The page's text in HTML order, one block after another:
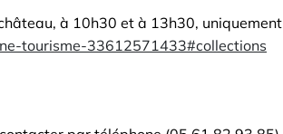
à 10h30 et à 13h30, uniquement
tourisme-33612571433#collections